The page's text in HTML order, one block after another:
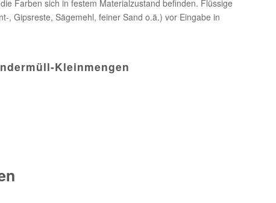
Farben sich in festem Materialzustand befinden. Flüssige
, Gipsreste, Sägemehl, feiner Sand o.ä.) vor Eingabe in
Kleinmengen